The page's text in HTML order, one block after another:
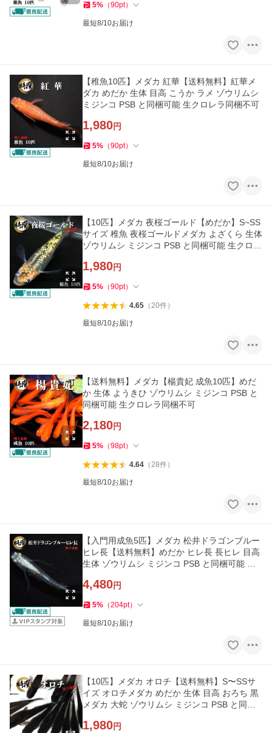
5% （90pt）
最短8/10お届け
【稚魚10匹】メダカ 紅華【送料無料】紅華メ
ダカ めだか 生体 目高 こうか ラメ ゾウリムシ
ミジンコ PSB と同梱可能 生クロレラ同梱不可
1,980円
5% （90pt）
最短8/10お届け
【10匹】メダカ 夜桜ゴールド【めだか】S~SS
サイズ 稚魚 夜桜ゴールドメダカ よざくら 生体
ゾウリムシ ミジンコ PSB と同梱可能 生クロレ
1,980円
5% （90pt）
4.65（20件）
最短8/10お届け
【送料無料】メダカ【楊貴妃 成魚10匹】めだ
か 生体 ようきひ ゾウリムシ ミジンコ PSB と
同梱可能 生クロレラ同梱不可
2,180円
5% （98pt）
4.64（28件）
最短8/10お届け
【入門用成魚5匹】メダカ 松井ドラゴンブルー
ヒレ長【送料無料】めだか ヒレ長 長ヒレ 目高
生体 ゾウリムシ ミジンコ PSB と同梱可能 生
4,480円
5% （204pt）
最短8/10お届け
【10匹】メダカ オロチ【送料無料】S〜SSサ
イズ オロチメダカ めだか 生体 目高 おろち 黒
メダカ 大蛇 ゾウリムシ ミジンコ PSB と同梱
1,980円